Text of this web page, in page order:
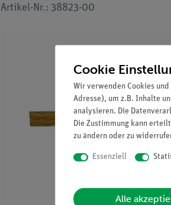
Artikel-Nr.: 38823-00
Cookie
Wir verwenden Cookies
Adresse), um z.B. Inhalte
analysieren. Die
Die Zustimmung kann
zu ändern oder zu
Essenziell
Alle